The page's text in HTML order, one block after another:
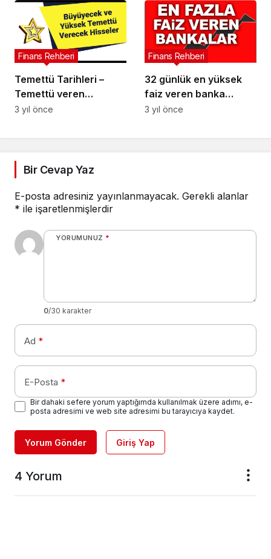
Temettü Tarihleri –
Temettü veren
hisseler!Temettü
Finans Rehberi
3 yıl önce
32 günlük en yüksek
faiz veren banka
hangisi? Bankalar
Finans Rehberi
3 yıl önce
Bir Cevap Yaz
E-posta adresiniz yayınlanmayacak. Gerekli alanlar
* ile işaretlenmişlerdir
YORUMUNUZ *
0/30 karakter
Ad *
E-Posta *
Bir dahaki sefere yorum yaptığımda kullanılmak üzere adımı, e-
posta adresimi ve web site adresimi bu tarayıcıya kaydet.
Yorum Gönder Giriş Yap
4 Yorum